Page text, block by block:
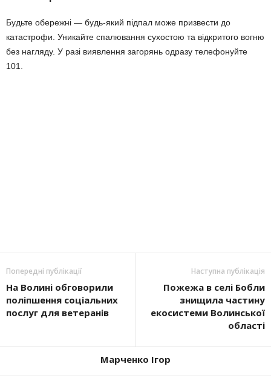
Будьте обережні — будь-який підпал може призвести до
катастрофи. Уникайте спалювання сухостою та відкритого вогню
без нагляду. У разі виявлення загорянь одразу телефонуйте
101.
Попередні публікації
На Волині обговорили
поліпшення соціальних
послуг для ветеранів
Наступна публікація
Пожежа в селі Бобли
знищила частину
екосистеми Волинської
області
Марченко Ігор